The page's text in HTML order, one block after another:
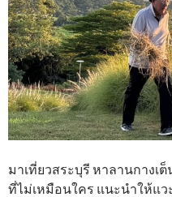
มาเที่ยวสระบุรี หาลานกางเ
ที่ไม่เหมือนใคร แนะนำให้แ